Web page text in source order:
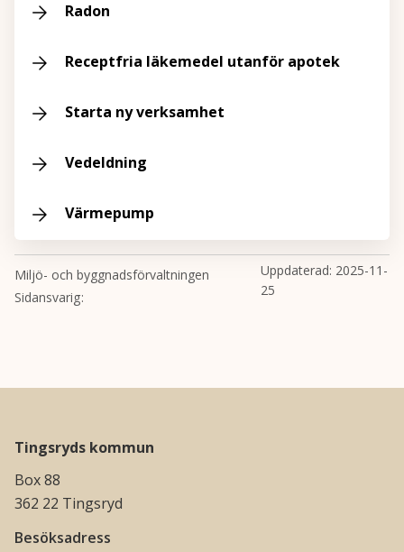
Radon
Receptfria läkemedel utanför apotek
Starta ny verksamhet
Vedeldning
Värmepump
Miljö- och byggnadsförvaltningen
Sidansvarig
Uppdaterad: 2025-11-
25
Tingsryds kommun
Box 88
362 22 Tingsryd
Besöksadress